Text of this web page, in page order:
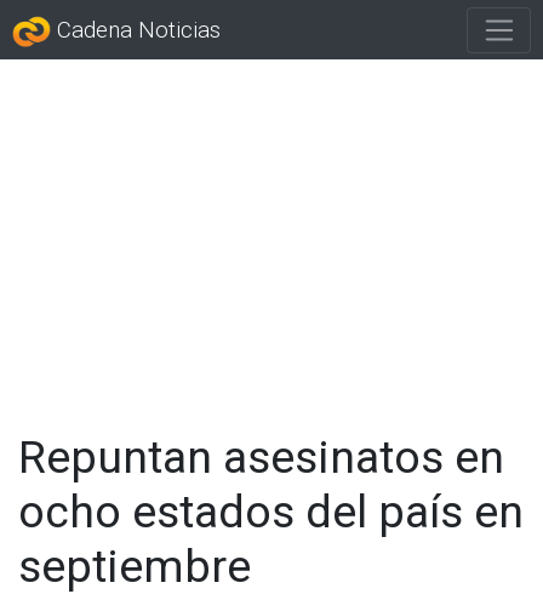
Cadena Noticias
Repuntan asesinatos en
ocho estados del país en
septiembre